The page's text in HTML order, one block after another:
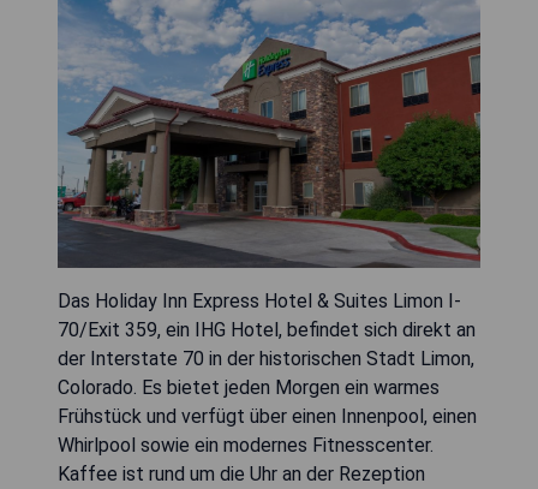
Das Holiday Inn Express Hotel & Suites Limon I-
70/Exit 359, ein IHG Hotel, befindet sich direkt an
der Interstate 70 in der historischen Stadt Limon,
Colorado. Es bietet jeden Morgen ein warmes
Frühstück und verfügt über einen Innenpool, einen
Whirlpool sowie ein modernes Fitnesscenter.
Kaffee ist rund um die Uhr an der Rezeption